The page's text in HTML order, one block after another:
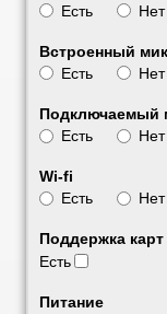
Есть
Нет
Встроенный
Есть
Нет
Подключаемый
Есть
Нет
Wi-fi
Есть
Нет
Поддержка карт
Есть
Питание